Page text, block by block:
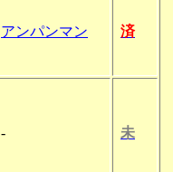
アンパンマン 済
- 未